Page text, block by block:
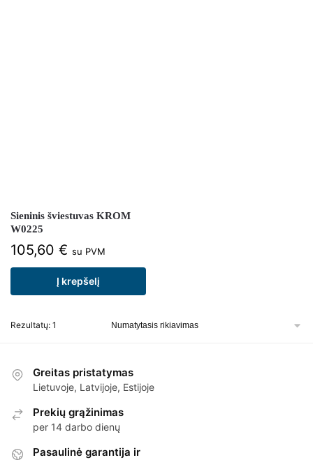
Sieninis šviestuvas KROM
W0225
105,60 € su PVM
Į krepšelį
Rezultatų: 1
Greitas pristatymas
Lietuvoje, Latvijoje, Estijoje
Prekių grąžinimas
per 14 darbo dienų
Pasaulinė garantija ir